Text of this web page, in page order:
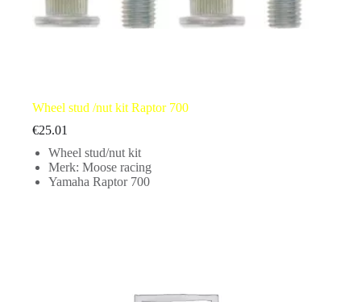
Wheel stud /nut kit Raptor 700
€25.01
Wheel stud/nut kit
Merk: Moose racing
Yamaha Raptor 700